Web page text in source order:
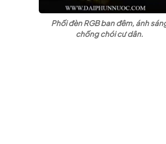
Phối đèn RGB ban đêm, ánh
chống chói cư dân.